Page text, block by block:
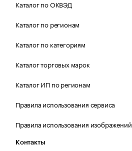
Каталог по ОКВЭД
Каталог по регионам
Каталог по категориям
Каталог торговых марок
Каталог ИП по регионам
Правила использования сервиса
Правила использования изображений
Контакты